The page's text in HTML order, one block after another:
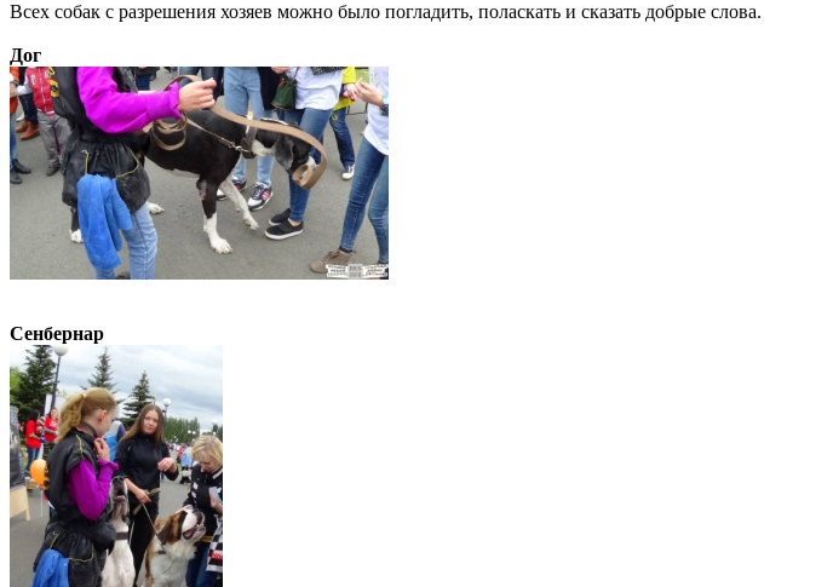
Всех собак с разрешения хозяев можно было погладить, поласкать и сказать добрые слова.
Дог
Сенбернар